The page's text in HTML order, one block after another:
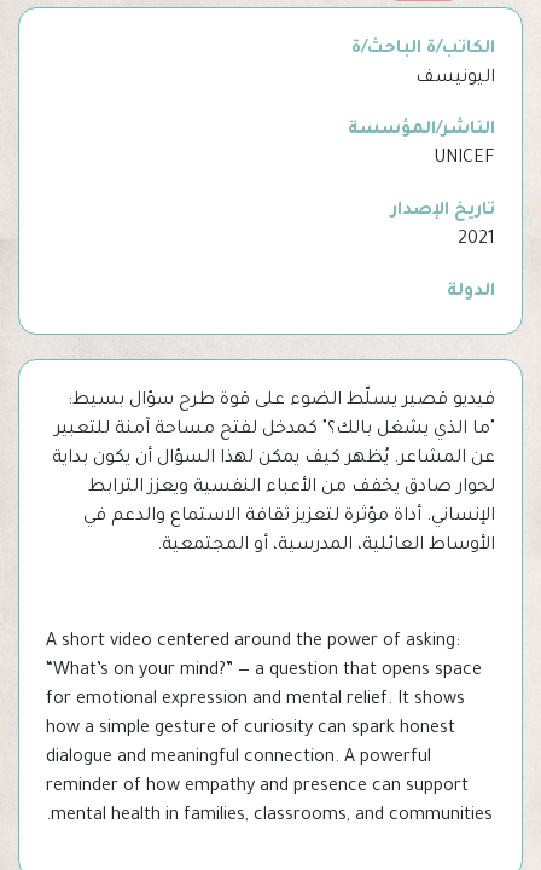
الكاتب/ة الباحث/ة
اليونيسف
الناشر/المؤسسة
UNICEF
تاريخ الإصدار
2021
الدولة
فيديو قصير يسلّط الضوء على قوة طرح سؤال بسيط:
"ما الذي يشغل بالك؟" كمدخل لفتح مساحة آمنة للتعبير
عن المشاعر. يُظهر كيف يمكن لهذا السؤال أن يكون بداية
لحوار صادق يخفف من الأعباء النفسية ويعزز الترابط
الإنساني. أداة مؤثرة لتعزيز ثقافة الاستماع والدعم في
الأوساط العائلية، المدرسية، أو المجتمعية.
A short video centered around the power of asking:
“What’s on your mind?” — a question that opens space
for emotional expression and mental relief. It shows
how a simple gesture of curiosity can spark honest
dialogue and meaningful connection. A powerful
reminder of how empathy and presence can support
mental health in families, classrooms, and communities.